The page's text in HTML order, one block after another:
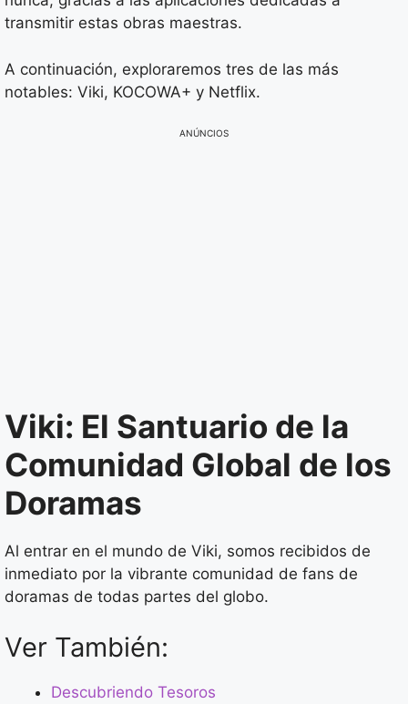
transmitir estas obras maestras.
A continuación, exploraremos tres de las más
notables: Viki, KOCOWA+ y Netflix.
ANÚNCIOS
Viki: El Santuario de la
Comunidad Global de los
Doramas
Al entrar en el mundo de Viki, somos recibidos de
inmediato por la vibrante comunidad de fans de
doramas de todas partes del globo.
Ver También:
Descubriendo Tesoros